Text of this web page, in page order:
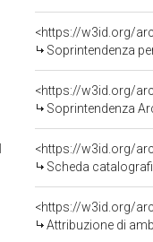
<https://w3id.org/
Soprintendenza
<https://w3id.org/
Soprintendenza
<https://w3id.org/
Scheda
<https://w3id.org/
Attribuzione di